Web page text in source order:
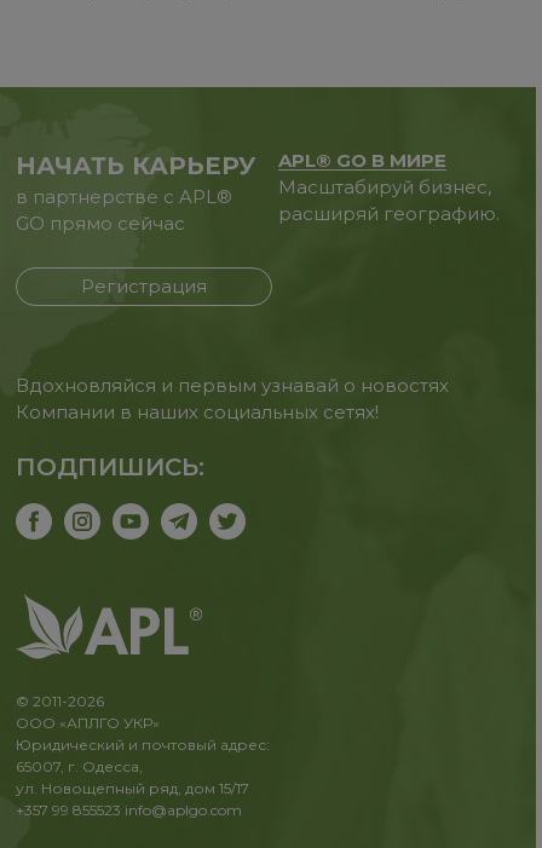
НАЧАТЬ КАРЬЕРУ
в партнерстве с APL®
GO прямо сейчас
Регистрация
APL® GO В МИРЕ
Масштабируй бизнес,
расширяй географию.
Вдохновляйся и первым узнавай о новостях
Компании в наших социальных сетях!
ПОДПИШИСЬ:
© 2011-2026
ООО «АПЛГО УКР»
Юридический и почтовый адрес:
65007, г. Одесса,
ул. Новощепный ряд, дом 15/17
+357 99 855523 info@aplgo.com